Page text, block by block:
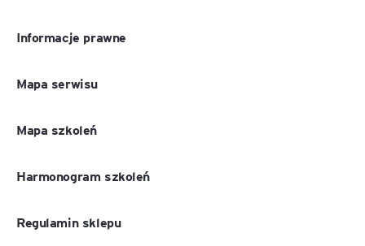
Informacje prawne
Mapa serwisu
Mapa szkoleń
Harmonogram szkoleń
Regulamin sklepu